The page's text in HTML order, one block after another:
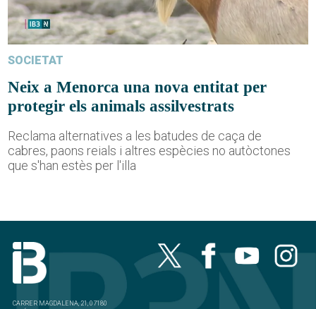
SOCIETAT
Neix a Menorca una nova entitat per
protegir els animals assilvestrats
Reclama alternatives a les batudes de caça de
cabres, paons reials i altres espècies no autòctones
que s'han estès per l'illa
CARRER MAGDALENA, 21, 07180